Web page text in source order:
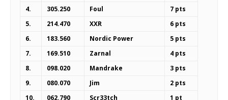
4. 305.250 Foul
7 pts
5.
214.470 XXR
6 pts
6.
183.560 Nordic Power
5 pts
7.
169.510 Zarnal
4 pts
8.
098.020 Mandrake
3 pts
9.
080.070 Jim
2 pts
10.
062.790 Scr33tch 1 pt